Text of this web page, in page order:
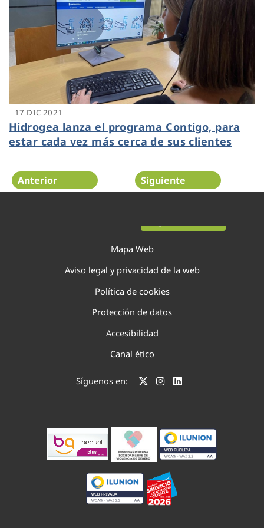
17 DIC 2021
Hidrogea lanza el programa Contigo, para
estar cada vez más cerca de sus clientes
Anterior Siguiente
Mapa Web
Aviso legal y privacidad de la web
Política de cookies
Protección de datos
Accesibilidad
Canal ético
Síguenos en: